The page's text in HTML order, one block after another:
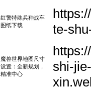
红警特殊兵种战车
图纸下载
te-
魔兽世界地图尺寸
设置：全新规划，
精准中心
shi-